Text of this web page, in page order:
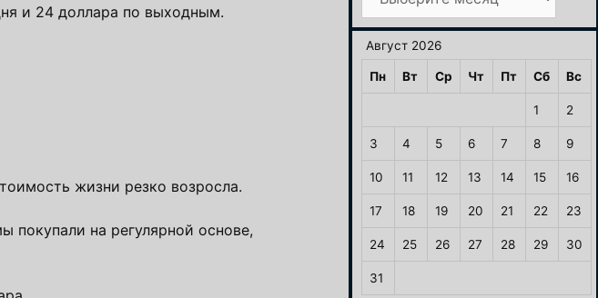
и 24 доллара по выходным.
жизни резко возросла.
покупали на регулярной основе,
Август 2026
Пн Вт Ср Чт Пт Сб Вс
1 2
3 4 5 6 7 8 9
10 11 12 13 14 15 16
17 18 19 20 21 22 23
24 25 26 27 28 29 30
31